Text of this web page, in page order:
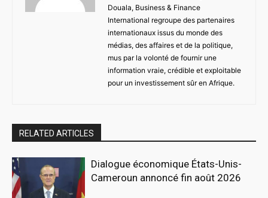
Douala, Business & Finance
International regroupe des partenaires
internationaux issus du monde des
médias, des affaires et de la politique,
mus par la volonté de fournir une
information vraie, crédible et exploitable
pour un investissement sûr en Afrique.
RELATED ARTICLES
Dialogue économique États-Unis-
Cameroun annoncé fin août 2026